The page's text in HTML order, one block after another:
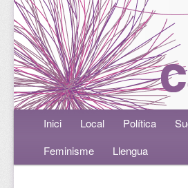
Menú principalAneu al contingut principal
Aneu al contingut secundari
Inici Local Política
Feminisme
Llengua